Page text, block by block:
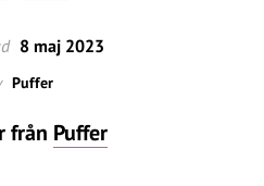
8 maj 2023
Puffer
från Puffer